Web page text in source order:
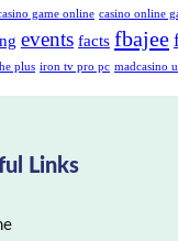
game online casino online
events facts fbajee
plus iron tv pro pc madcasino
Links